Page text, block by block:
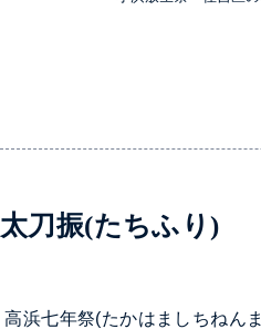
太刀振(たちふり)
高浜七年祭(たかはましちねん